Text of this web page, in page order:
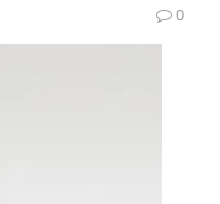
0